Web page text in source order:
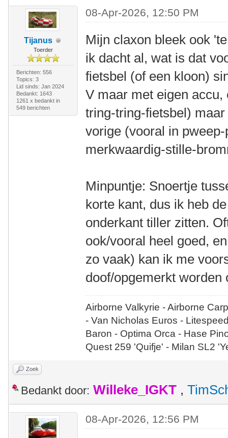
Tijanus
Toerder
Berichten: 556
Topics: 3
Lid sinds: Jan 2024
Bedankt: 1643
1261 x bedankt in
549 berichten
08-Apr-2026, 12:50 PM
Mijn claxon bleek ook
ik dacht al, wat is dat
fietsbel (of een kloon)
V maar met eigen
tring-tring-fietsbel)
vorige (vooral in
merkwaardig-stille-
Minpuntje: Snoertje
korte kant, dus ik heb
onderkant tiller zitten.
ook/vooral heel goed,
zo vaak) kan ik me
doof/opgemerkt
Airborne Valkyrie - Airborne
- Van Nicholas Euros -
Baron - Optima Orca - Hase
Quest 259 'Quifje' - Milan SL2
Zoek
Bedankt door: Willeke_IGKT ,
08-Apr-2026, 12:56 PM